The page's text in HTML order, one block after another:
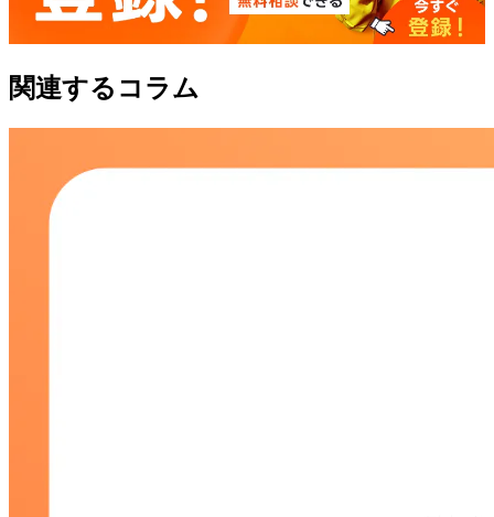
関連するコラム